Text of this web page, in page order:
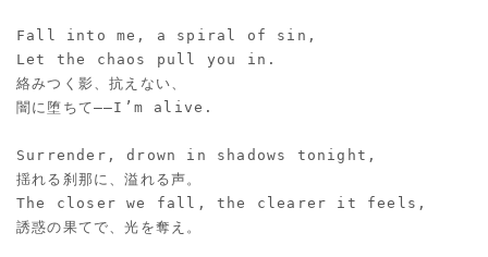
Fall into me, a spiral of sin,
Let the chaos pull you in.
絡みつく影、抗えない、
闇に堕ちて――I’m alive.
Surrender, drown in shadows tonight,
揺れる刹那に、溢れる声。
The closer we fall, the clearer it feels,
誘惑の果てで、光を奪え。